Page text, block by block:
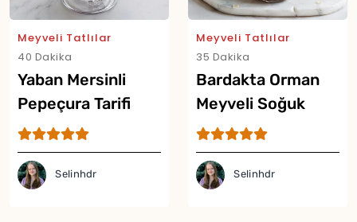
Meyveli Tatlılar
40 Dakika
Yaban Mersinli
Pepeçura Tarifi
Selinhdr
Meyveli Tatlılar
35 Dakika
Bardakta Orman
Meyveli Soğuk
Cheesecake Tarifi
Selinhdr